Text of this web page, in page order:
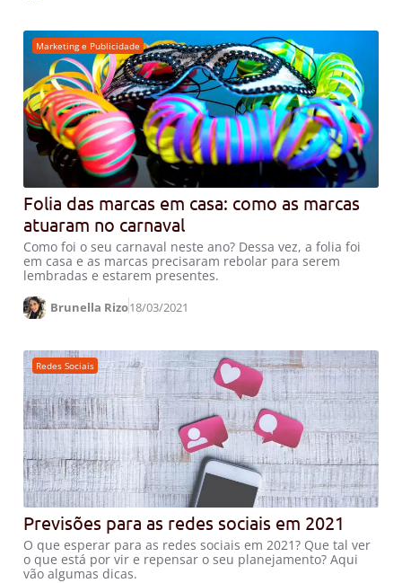
Marketing e Publicidade
Folia das marcas em casa: como as marcas
atuaram no carnaval
Como foi o seu carnaval neste ano? Dessa vez, a folia foi
em casa e as marcas precisaram rebolar para serem
lembradas e estarem presentes.
Brunella Rizo18/03/2021
Redes Sociais
Previsões para as redes sociais em 2021
O que esperar para as redes sociais em 2021? Que tal ver
o que está por vir e repensar o seu planejamento? Aqui
vão algumas dicas.